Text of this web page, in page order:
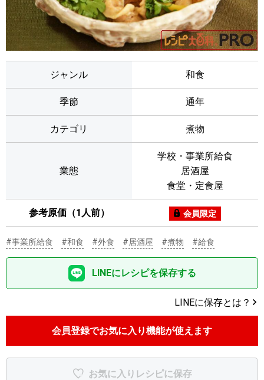
ジャンル 和食
季節 通年
カテゴリ 煮物
業態
学校・事業所給食
居酒屋
食堂・定食屋
参考原価（1人前） 会員限定
#事業所給食 #和食 #外食 #居酒屋 #煮物 #給食
LINEにレシピを保存する
LINEに保存とは？
会員登録でお気に入り機能が使えます
お気に入りレシピに保存